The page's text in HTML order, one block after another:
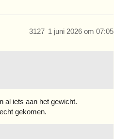
1 juni 2026 om 07:05
3127
al iets aan het gewicht.
gekomen.